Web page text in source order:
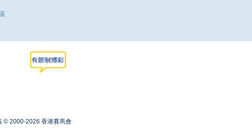
© 2000-2026 香港賽馬會